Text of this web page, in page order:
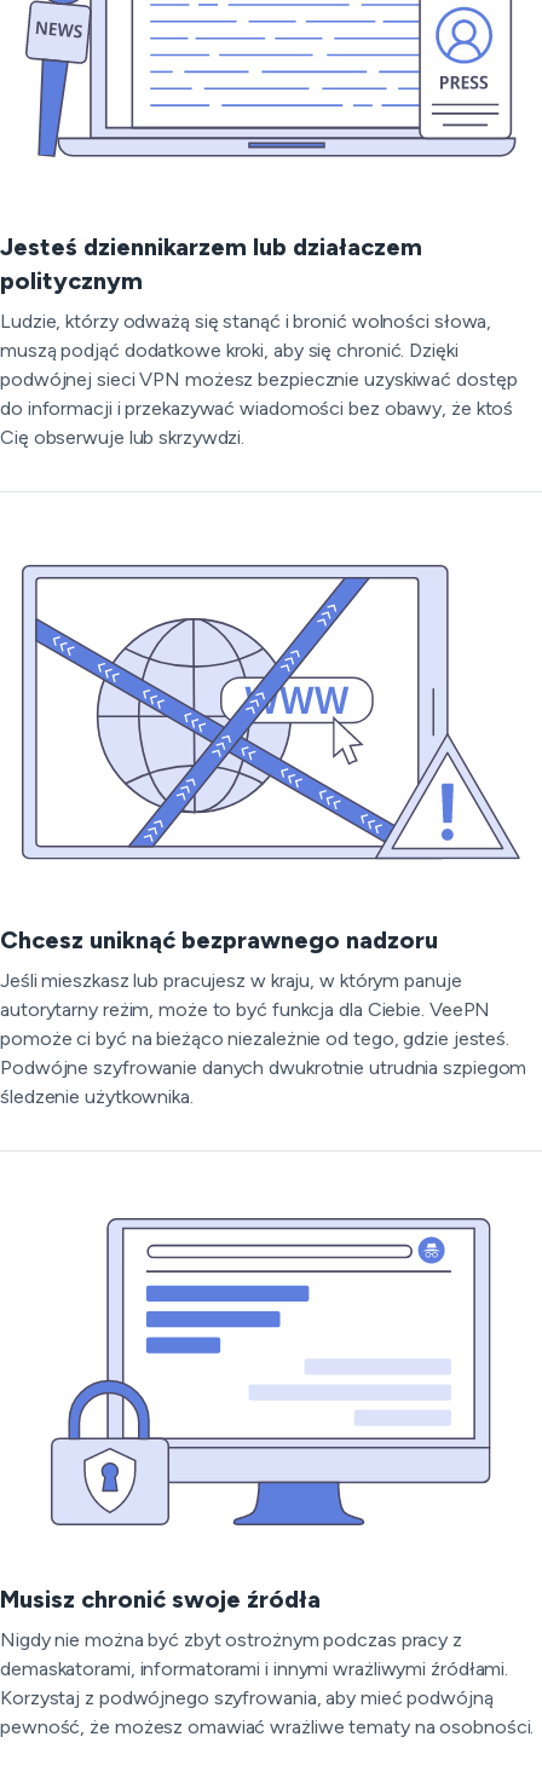
Jesteś dziennikarzem lub działaczem
politycznym
Ludzie, którzy odważą się stanąć i bronić wolności słowa,
muszą podjąć dodatkowe kroki, aby się chronić. Dzięki
podwójnej sieci VPN możesz bezpiecznie uzyskiwać dostęp
do informacji i przekazywać wiadomości bez obawy, że ktoś
Cię obserwuje lub skrzywdzi.
Chcesz uniknąć bezprawnego nadzoru
Jeśli mieszkasz lub pracujesz w kraju, w którym panuje
autorytarny reżim, może to być funkcja dla Ciebie. VeePN
pomoże ci być na bieżąco niezależnie od tego, gdzie jesteś.
Podwójne szyfrowanie danych dwukrotnie utrudnia szpiegom
śledzenie użytkownika.
Musisz chronić swoje źródła
Nigdy nie można być zbyt ostrożnym podczas pracy z
demaskatorami, informatorami i innymi wrażliwymi źródłami.
Korzystaj z podwójnego szyfrowania, aby mieć podwójną
pewność, że możesz omawiać wrażliwe tematy na osobności.